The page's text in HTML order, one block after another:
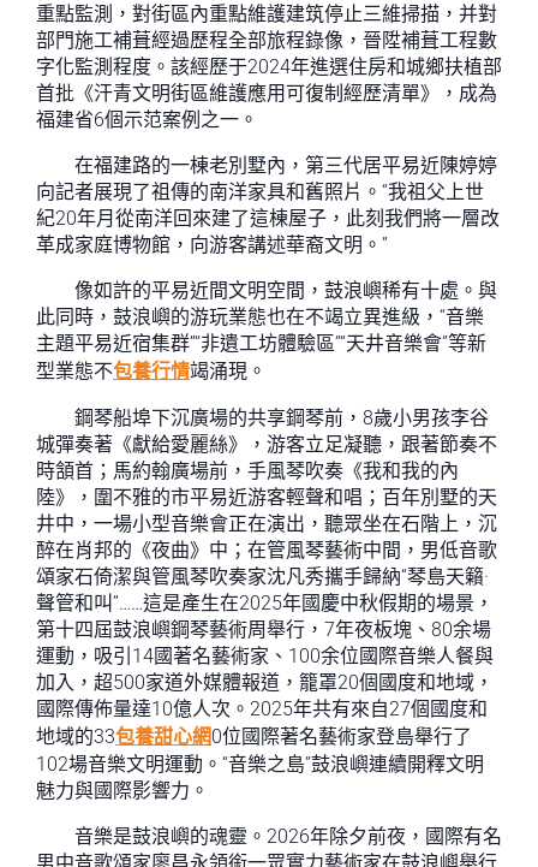
重點監測，對街區內重點維護建筑停止三維掃描，并對
部門施工補葺經過歷程全部旅程錄像，晉陞補葺工程數
字化監測程度。該經歷于2024年進選住房和城鄉扶植部
首批《汗青文明街區維護應用可復制經歷清單》，成為
福建省6個示范案例之一。
在福建路的一棟老別墅內，第三代居平易近陳婷婷
向記者展現了祖傳的南洋家具和舊照片。“我祖父上世
紀20年月從南洋回來建了這棟屋子，此刻我們將一層改
革成家庭博物館，向游客講述華裔文明。”
像如許的平易近間文明空間，鼓浪嶼稀有十處。與
此同時，鼓浪嶼的游玩業態也在不竭立異進級，“音樂
主題平易近宿集群”“非遺工坊體驗區”“天井音樂會”等新
型業態不包養行情竭涌現。
鋼琴船埠下沉廣場的共享鋼琴前，8歲小男孩李谷
城彈奏著《獻給愛麗絲》，游客立足凝聽，跟著節奏不
時頷首；馬約翰廣場前，手風琴吹奏《我和我的內
陸》，圍不雅的市平易近游客輕聲和唱；百年別墅的天
井中，一場小型音樂會正在演出，聽眾坐在石階上，沉
醉在肖邦的《夜曲》中；在管風琴藝術中間，男低音歌
頌家石倚潔與管風琴吹奏家沈凡秀攜手歸納“琴島天籟·
聲管和叫”……這是產生在2025年國慶中秋假期的場景，
第十四屆鼓浪嶼鋼琴藝術周舉行，7年夜板塊、80余場
運動，吸引14國著名藝術家、100余位國際音樂人餐與
加入，超500家道外媒體報道，籠罩20個國度和地域，
國際傳佈量達10億人次。2025年共有來自27個國度和
地域的33包養甜心網0位國際著名藝術家登島舉行了
102場音樂文明運動。“音樂之島”鼓浪嶼連續開釋文明
魅力與國際影響力。
音樂是鼓浪嶼的魂靈。2026年除夕前夜，國際有名